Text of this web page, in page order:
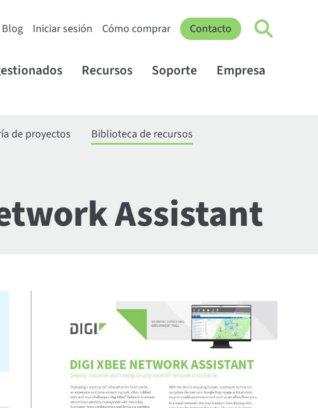
Blog Iniciar sesión Cómo comprar Contacto
Recursos Soporte Empresa
de proyectos
Biblioteca de recursos
Assistant